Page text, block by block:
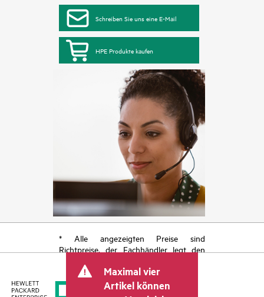
Schreiben Sie uns eine E-Mail
HPE Produkte kaufen
* Alle angezeigten Preise sind
Richtpreise, der Fachhändler legt den
kann weitere Gebühren wie
Mehrwertsteuer und Versandkosten
berücksichtigen. Der vom Fachhändler
Maximal vier
Artikel können